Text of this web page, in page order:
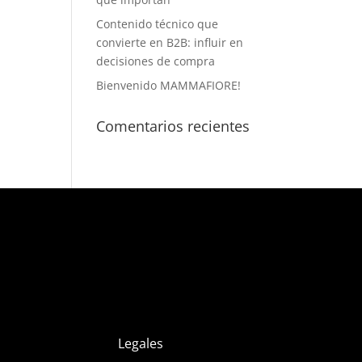
Contenido técnico que
convierte en B2B: influir en
decisiones de compra
Bienvenido MAMMAFIORE!
Comentarios recientes
Legales